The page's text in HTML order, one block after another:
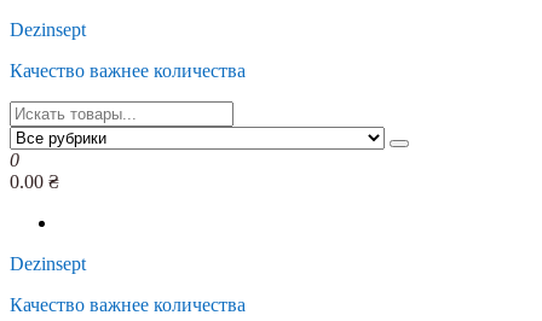
Перейти
содержимому
Dezinsept
Качество важнее количества
0
0.00 ₴
Dezinsept
Качество важнее количества